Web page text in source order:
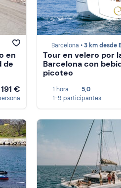
en
de
191 €
Barcelona •3 km desde
Tour en velero por
Barcelona con
picoteo
1 hora
5,0
1-9 participantes